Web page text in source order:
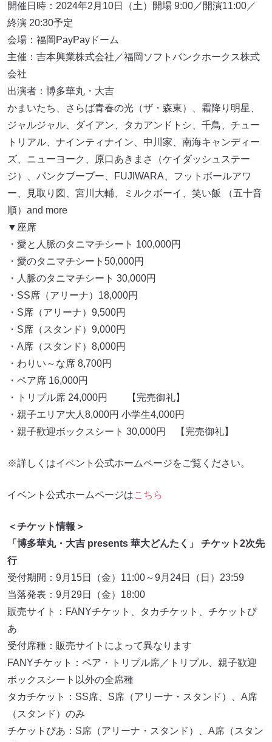
開催日時：2024年2月10日（土）開場 9:00／開演11:00／
終演 20:30予定
会場：福岡PayPayドーム
主催：吉本興業株式会社／福岡ソフトバンクホークス株式
会社
出演者：博多華丸・大吉
かまいたち、さらば青春の光（ザ・森東）、霜降り明星、
ジャルジャル、ダイアン、タカアンドトシ、千鳥、チュー
トリアル、ナインティナイン、中川家、南海キャンディー
ズ、ニューヨーク、原口あきまさ（ケイダッシュステー
ジ）、パンクブーブー、FUJIWARA、フットボールアワ
ー、見取り図、宮川大輔、ミルクボーイ、笑い飯 （五十音
順）and more
▼座席
・愛と人脈のタニマチシート 100,000円
・愛のタニマチシート50,000円
・人脈のタニマチシート 30,000円
・SS席（アリーナ）18,000円
・S席（アリーナ）9,500円
・S席（スタンド）9,000円
・A席（スタンド）8,000円
・わりい～な席 8,700円
・ペア席 16,000円
・トリプル席 24,000円 【完売御礼】
・親子エリア大人8,000円 小学生4,000円
・親子歡迎ボックスシート 30,000円 【完売御礼】
※詳しくはイベント公式ホームページをご覧ください。
イベント公式ホームページはこちら
＜チケット情報＞
「博多華丸・大吉 presents 華大どんたく」 チケット2次先
行
受付期間：9月15日（金）11:00～9月24日（日）23:59
当落発表：9月29日（金）18:00
販売サイト：FANYチケット、タカチケット、チケットぴ
あ
受付席種：販売サイトによって異なります
FANYチケット：ペア・トリプル席／トリプル、親子歓迎
ボックスシート以外の全席種
タカチケット：SS席、S席（アリーナ・スタンド）、A席
（スタンド）のみ
チケットぴあ：S席（アリーナ・スタンド）、A席（スタン